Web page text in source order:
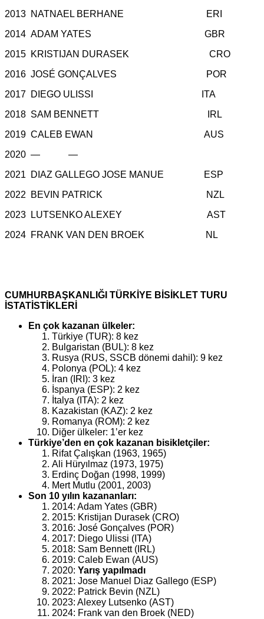
2013 NATNAEL BERHANE ERI
2014 ADAM YATES GBR
2015 KRISTIJAN DURASEK CRO
2016 JOSÉ GONÇALVES POR
2017 DIEGO ULISSI ITA
2018 SAM BENNETT IRL
2019 CALEB EWAN AUS
2020 — —
2021 DIAZ GALLEGO JOSE MANUE ESP
2022 BEVIN PATRICK NZL
2023 LUTSENKO ALEXEY AST
2024 FRANK VAN DEN BROEK NL
CUMHURBAŞKANLIĞI TÜRKİYE BİSİKLET TURU
İSTATİSTİKLERİ
En çok kazanan ülkeler:
Türkiye (TUR): 8 kez
Bulgaristan (BUL): 8 kez
Rusya (RUS, SSCB dönemi dahil): 9 kez
Polonya (POL): 4 kez
İran (IRI): 3 kez
İspanya (ESP): 2 kez
İtalya (ITA): 2 kez
Kazakistan (KAZ): 2 kez
Romanya (ROM): 2 kez
Diğer ülkeler: 1’er kez
Türkiye’den en çok kazanan bisikletçiler:
Rifat Çalışkan (1963, 1965)
Ali Hüryılmaz (1973, 1975)
Erdinç Doğan (1998, 1999)
Mert Mutlu (2001, 2003)
Son 10 yılın kazananları:
2014: Adam Yates (GBR)
2015: Kristijan Durasek (CRO)
2016: José Gonçalves (POR)
2017: Diego Ulissi (ITA)
2018: Sam Bennett (IRL)
2019: Caleb Ewan (AUS)
2020: Yarış yapılmadı
2021: Jose Manuel Diaz Gallego (ESP)
2022: Patrick Bevin (NZL)
2023: Alexey Lutsenko (AST)
2024: Frank van den Broek (NED)